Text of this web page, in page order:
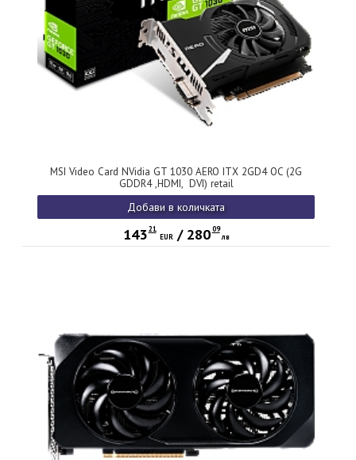
MSI Video Card NVidia GT 1030 AERO ITX 2GD4 OC (2G
GDDR4 ,HDMI, DVI) retail
Добави в количката
143 21
EUR/ 280 09
лв